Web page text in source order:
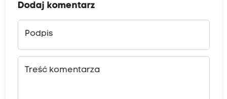
Dodaj komentarz
Podpis
Treść komentarza